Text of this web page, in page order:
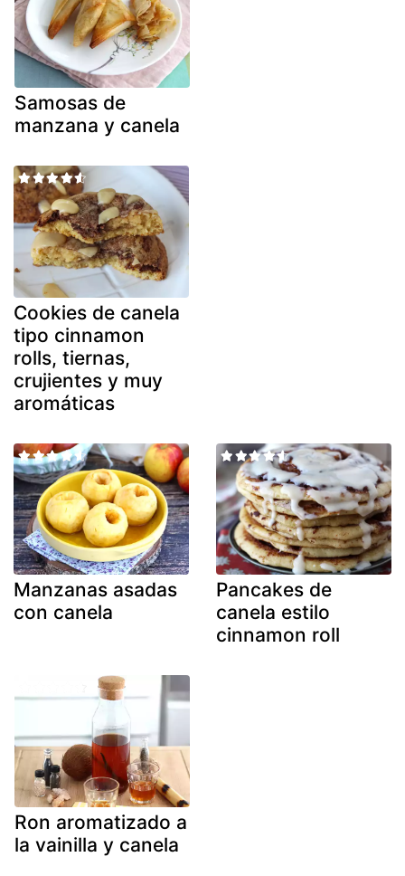
Samosas de
manzana y canela
Cookies de canela
tipo cinnamon
rolls, tiernas,
crujientes y muy
aromáticas
Manzanas asadas
con canela
Pancakes de
canela estilo
cinnamon roll
Ron aromatizado a
la vainilla y canela